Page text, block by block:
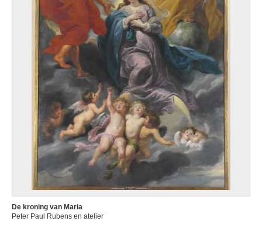
De kroning van Maria
Peter Paul Rubens en atelier